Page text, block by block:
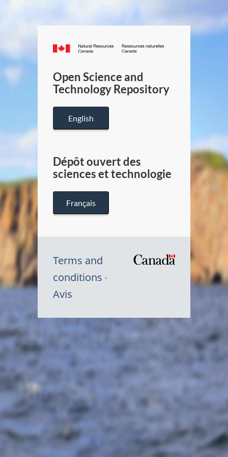
Canada.ca
/
Canada
Open Science and
Technology Repository
English
Dépôt ouvert des
sciences et technologie
Français
Terms and
conditions
Avis
Symbole
Canada